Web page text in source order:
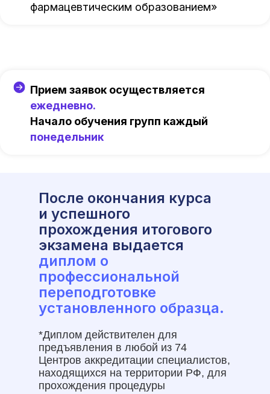
фармацевтическим образованием»
Прием заявок осуществляется
ежедневно.
Начало обучения групп каждый
понедельник
После окончания курса
и успешного
прохождения итогового
экзамена выдается
диплом о
профессиональной
переподготовке
установленного образца.
*Диплом действителен для
предъявления в любой из 74
Центров аккредитации специалистов,
находящихся на территории РФ, для
прохождения процедуры